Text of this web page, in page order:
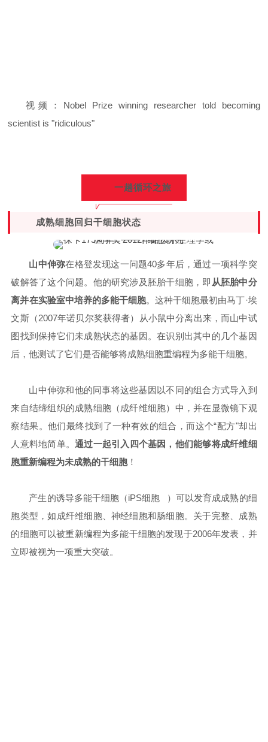
视频：Nobel Prize winning researcher told becoming
scientist is "ridiculous"
一趟循环之旅
成熟细胞回归干细胞状态
山中伸弥在格登发现这一问题40多年后，通过一项科学突
破解答了这个问题。他的研究涉及胚胎干细胞，即 从胚胎中分
离并在实验室中培养的多能干细胞。这种干细胞最初由马丁·埃
文斯（2007年诺贝尔奖获得者）从小鼠中分离出来，而山中试
图找到保持它们未成熟状态的基因。在识别出其中的几个基因
后，他测试了它们是否能够将成熟细胞重编程为多能干细胞。
山中伸弥和他的同事将这些基因以不同的组合方式导入到
来自结缔组织的成熟细胞（成纤维细胞）中，并在显微镜下观
察结果。他们最终找到了一种有效的组合，而这个“配方"却出
人意料地简单。通过一起引入四个基因，他们能够将成纤维细
胞重新编程为未成熟的干细胞！
产生的诱导多能干细胞（iPS细胞
）可以发育成成熟的细
胞类型，如成纤维细胞、神经细胞和肠细胞。关于完整、成熟
的细胞可以被重新编程为多能干细胞的发现于2006年发表，并
立即被视为一项重大突破。